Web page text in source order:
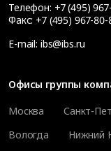
Телефон: +7 (495)
Факс: +7 (495) 967-80-
E-mail: ibs@ibs.ru
Офисы группы
Москва
Санкт-
Вологда
Нижний